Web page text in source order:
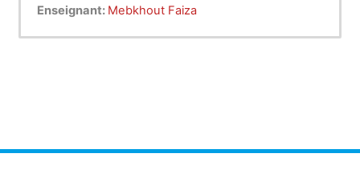
Enseignant: Mebkhout Faiza